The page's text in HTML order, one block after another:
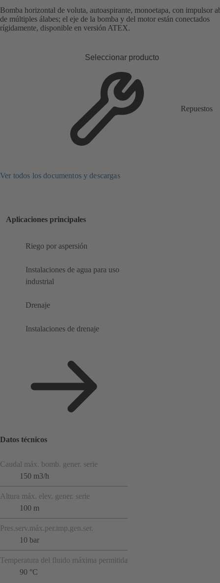
Bomba horizontal de voluta, autoaspirante, monoetapa, con impulsor
de múltiples álabes; el eje de la bomba y del motor están conectados
rígidamente, disponible en versión ATEX.
Seleccionar producto
Repuestos
Ver todos los documentos y descargas
Aplicaciones principales
Riego por aspersión
Instalaciones de agua para uso
industrial
Drenaje
Instalaciones de drenaje
Datos técnicos
Caudal máx. bomb. gener. serie
150 m3/h
Altura máx. elev. gener. serie
100 m
Pres.serv.máx.per.imp.gen.ser.
10 bar
Temperatura del fluido máxima permitida
90 °C